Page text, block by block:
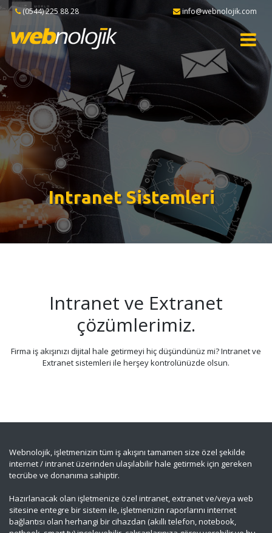
(0544) 225 88 28 info@webnolojik.com
Intranet Sistemleri
Intranet ve Extranet
çözümlerimiz.
Firma iş akışınızı dijital hale getirmeyi hiç düşündünüz mi? Intranet ve
Extranet sistemleri ile herşey kontrolünüzde olsun.
Webnolojik, işletmenizin tüm iş akışını tamamen size özel şekilde
internet / intranet üzerinden ulaşılabilir hale getirmek için gereken
tecrübe ve donanıma sahiptir.
Hazırlanacak olan işletmenize özel intranet, extranet ve/veya web
sitesine entegre bir sistem ile, işletmenizin raporlarını internet
bağlantısı olan herhangi bir cihazdan (akıllı telefon, notebook,